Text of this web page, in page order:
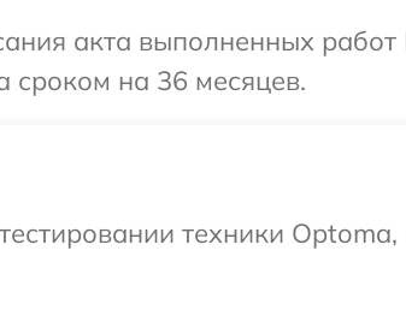
акта выполненных
сроком на 36 месяцев.
техники